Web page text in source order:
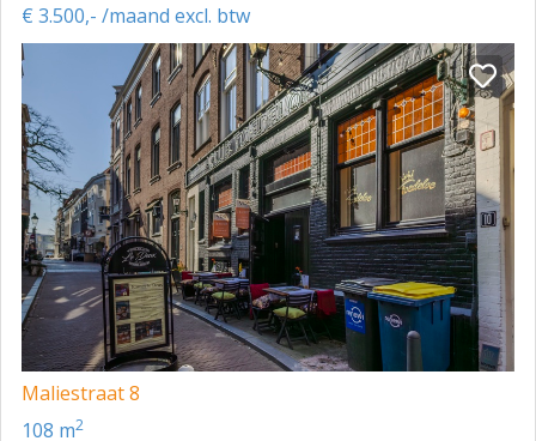
€ 3.500,- /maand excl. btw
Maliestraat 8
108 m2